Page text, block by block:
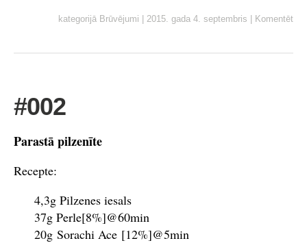
kategorijā Brūvējumi 2015. gada 4. septembris Komentēt
#002
Parastā pilzenīte
Recepte:
4,3g Pilzenes iesals
37g Perle[8%]@60min
20g Sorachi Ace [12%]@5min